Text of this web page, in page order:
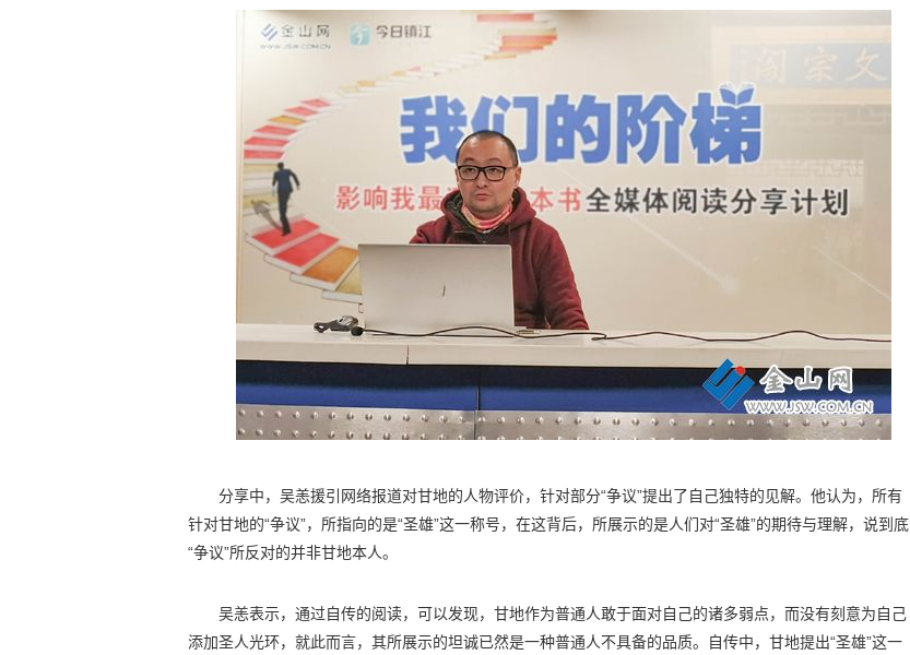
分享中，吴恙援引网络报道对甘地的人物评价，针对部分“争议”提出了自己独特的见解。他认为，所有
针对甘地的“争议”，所指向的是“圣雄”这一称号，在这背后，所展示的是人们对“圣雄”的期待与理解，说到底
“争议”所反对的并非甘地本人。
吴恙表示，通过自传的阅读，可以发现，甘地作为普通人敢于面对自己的诸多弱点，而没有刻意为自己
添加圣人光环，就此而言，其所展示的坦诚已然是一种普通人不具备的品质。自传中，甘地提出“圣雄”这一